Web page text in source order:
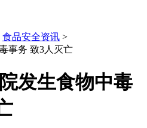
食品安全资讯 >
事务 致3人灭亡
发生食物中毒